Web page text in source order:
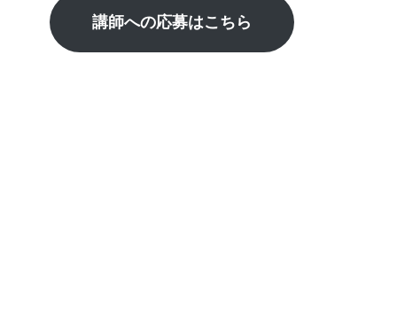
講師への応募はこちら